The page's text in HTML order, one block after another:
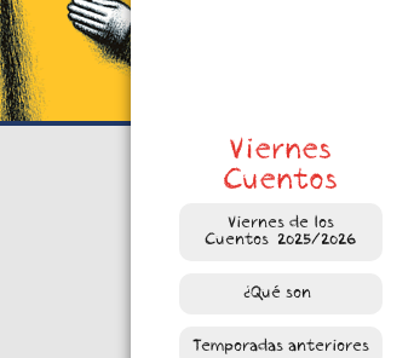
Viernes
Cuentos
Viernes de los
Cuentos. 2025/2026
¿Qué son?
Temporadas anteriores